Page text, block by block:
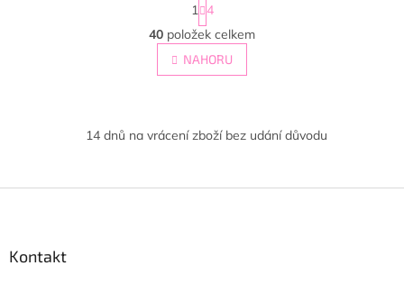
O
v
l
á
c
í
t
r
á
n
k
n
1 4
40 položek celkem
NAHORU
14 dnů na vrácení zboží bez udání důvodu
Kontakt